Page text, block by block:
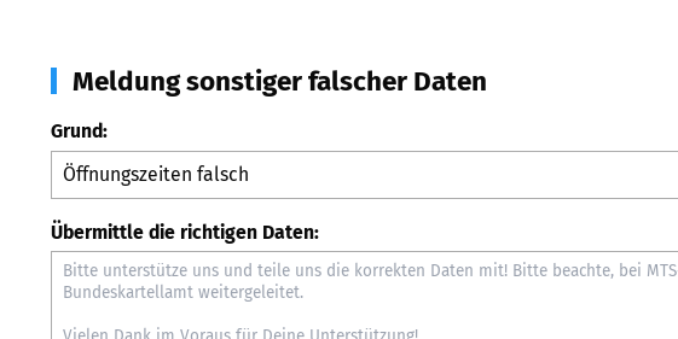
Meldung sonstiger falscher Daten
Grund:
Übermittle die richtigen Daten: